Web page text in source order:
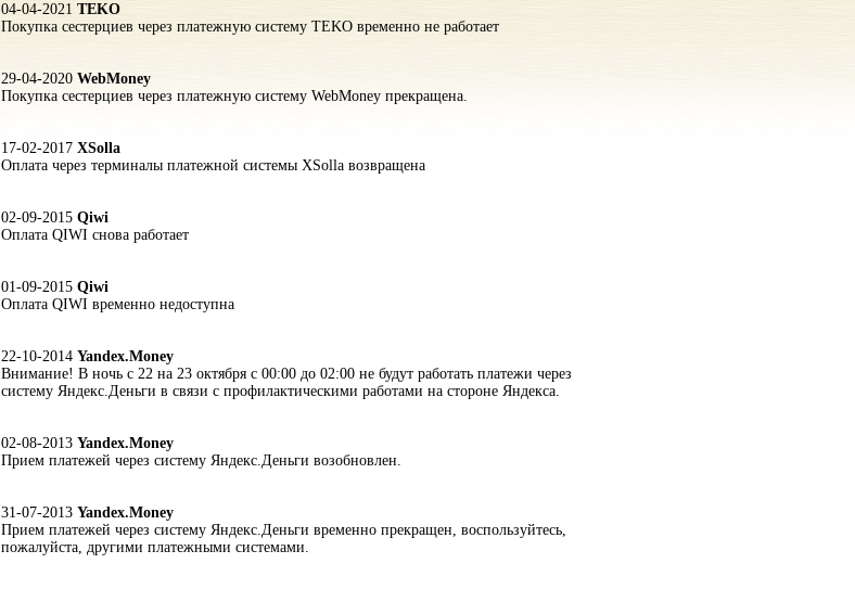
04-04-2021 TEKO
Покупка сестерциев через платежную систему TEKO временно не работает
29-04-2020 WebMoney
Покупка сестерциев через платежную систему WebMoney прекращена.
17-02-2017 XSolla
Оплата через терминалы платежной системы XSolla возвращена
02-09-2015 Qiwi
Оплата QIWI снова работает
01-09-2015 Qiwi
Оплата QIWI временно недоступна
22-10-2014 Yandex.Money
Внимание! В ночь с 22 на 23 октября с 00:00 до 02:00 не будут работать платежи через
систему Яндекс.Деньги в связи с профилактическими работами на стороне Яндекса.
02-08-2013 Yandex.Money
Прием платежей через систему Яндекс.Деньги возобновлен.
31-07-2013 Yandex.Money
Прием платежей через систему Яндекс.Деньги временно прекращен, воспользуйтесь,
пожалуйста, другими платежными системами.